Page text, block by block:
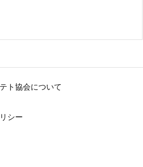
ト協会について
シー